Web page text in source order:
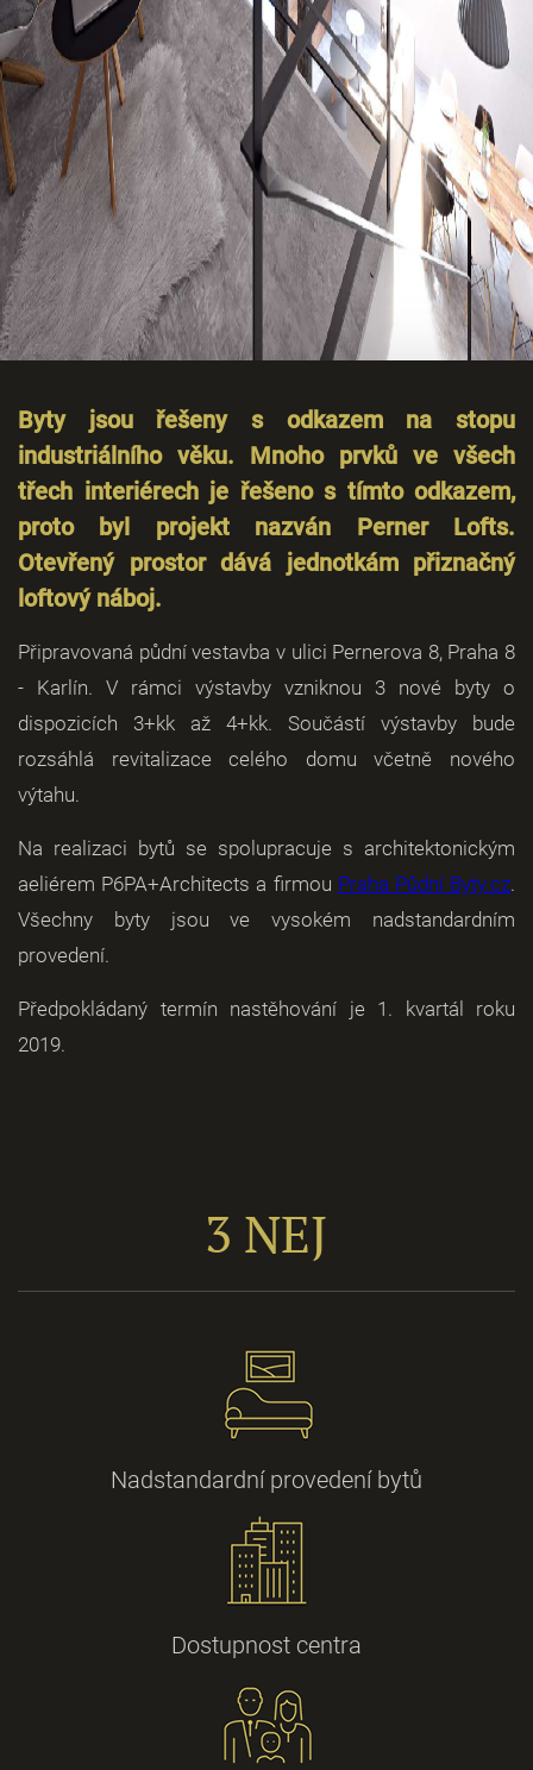
Nové byty
Byty jsou řešeny s odkazem na stopu
industriálního věku. Mnoho prvků ve všech
třech interiérech je řešeno s tímto odkazem,
proto byl projekt nazván Perner Lofts.
Otevřený prostor dává jednotkám přiznačný
loftový náboj.
Připravovaná půdní vestavba v ulici Pernerova 8, Praha 8
- Karlín. V rámci výstavby vzniknou 3 nové byty o
dispozicích 3+kk až 4+kk. Součástí výstavby bude
rozsáhlá revitalizace celého domu včetně nového
výtahu.
Na realizaci bytů se spolupracuje s architektonickým
aeliérem P6PA+Architects a firmou Praha Půdní Byty.cz.
Všechny byty jsou ve vysokém nadstandardním
provedení.
Předpokládaný termín nastěhování je 1. kvartál roku
2019.
3 NEJ
Nadstandardní provedení bytů
Dostupnost centra